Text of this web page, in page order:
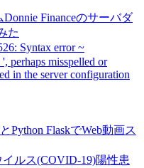
Financeのサーバダ
た
Syntax error ~
perhaps misspelled or
in the server configuration
Python FlaskでWeb動画ス
ルス(COVID-19)陽性患